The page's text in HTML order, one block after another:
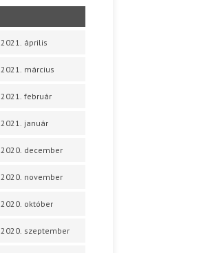
2021. április
2021. március
2021. február
2021. január
2020. december
2020. november
2020. október
2020. szeptember